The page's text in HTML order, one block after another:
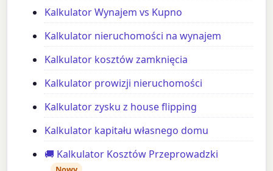
Kalkulator Wynajem vs Kupno
Kalkulator nieruchomości na wynajem
Kalkulator kosztów zamknięcia
Kalkulator prowizji nieruchomości
Kalkulator zysku z house flipping
Kalkulator kapitału własnego domu
🚚 Kalkulator Kosztów Przeprowadzki